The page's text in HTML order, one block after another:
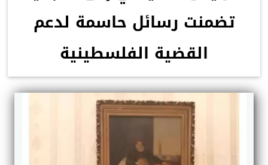
تضمنت رسائل حاسمة لدعم
القضية الفلسطينية